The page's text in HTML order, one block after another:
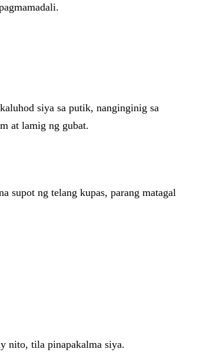
siya sa putik, nanginginig sa
at lamig ng gubat.
supot ng telang kupas, parang matagal
nito, tila pinapakalma siya.